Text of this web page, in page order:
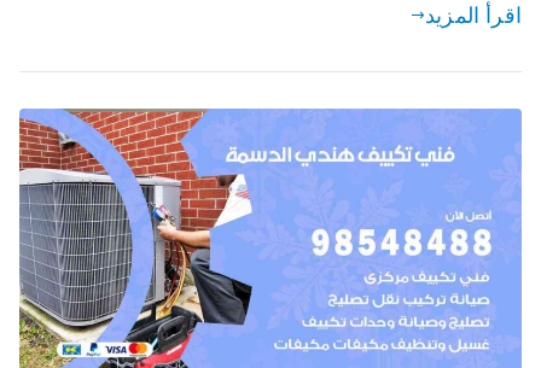
اقرأ المزيد